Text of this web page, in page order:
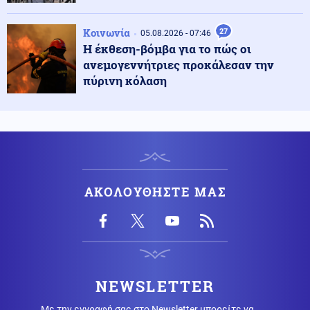
Βραχυκύκλωσε γεννήτρια 63χρονης, 71χρονος άναψε
Εθνικά θέματα 06.08.2026 - 22:35
Canadair 515: Οι πρώτες εικόνες από την κατασκευή
του αεροσκάφους που θα έρθει στην Ελλάδα και θα
επιχειρεί και τη νύχτα στις φωτιές
ΗΠΑ 06.08.2026 - 22:32
γης που κληρονόμησαν από τους γονείς του πίσω από
τους πυροβολισμούς με τους τρεις νεκρούς στη Βόρεια
Καρολίνα
06.08.2026 - 22:21
και Ρωσία πρέπει να σταματήσουν αμέσως
Εσωτερική Ασφάλεια
Κοινωνία 05.08.2026 - 07:46 27
Η έκθεση-βόμβα για το πώς οι
ανεμογεννήτριες προκάλεσαν την
πύρινη κόλαση
ΑΚΟΛΟΥΘΗΣΤΕ ΜΑΣ
NEWSLETTER